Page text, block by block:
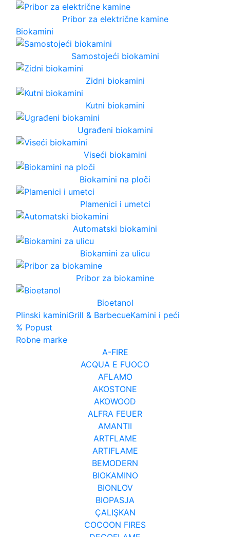
Pribor za električne kamine
Biokamini
Samostojeći biokamini
Zidni biokamini
Kutni biokamini
Ugrađeni biokamini
Viseći biokamini
Biokamini na ploči
Plamenici i umetci
Automatski biokamini
Biokamini za ulicu
Pribor za biokamine
Bioetanol
Plinski kaminiGrill & BarbecueKamini i peći
% Popust
Robne marke
A-FIRE
ACQUA E FUOCO
AFLAMO
AKOSTONE
AKOWOOD
ALFRA FEUER
AMANTII
ARTFLAME
ARTIFLAME
BEMODERN
BIOKAMINO
BIONLOV
BIOPASJA
ÇALIŞKAN
COCOON FIRES